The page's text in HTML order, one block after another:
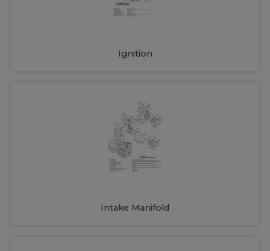
Ignition
Intake Manifold